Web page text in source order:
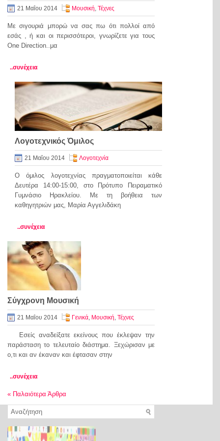
21 Μαΐου 2014 Μουσική, Τέχνες
Με σιγουριά μπορώ να σας πω ότι πολλοί από
εσάς , ή και οι περισσότεροι, γνωρίζετε για τους
One Direction..μα
..συνέχεια
Λογοτεχνικός Όμιλος
21 Μαΐου 2014 Λογοτεχνία
Ο όμιλος λογοτεχνίας πραγματοποιείται κάθε
Δευτέρα 14:00-15:00, στο Πρότυπο Πειραματικό
Γυμνάσιο Ηρακλείου. Με τη βοήθεια των
καθηγητριών μας, Μαρία Αγγελιδάκη
..συνέχεια
Σύγχρονη Μουσική
21 Μαΐου 2014 Γενικά, Μουσική, Τέχνες
Εσείς αναδείξατε εκείνους που έκλεψαν την
παράσταση το τελευταίο διάστημα. Ξεχώρισαν με
ο,τι και αν έκαναν και έφτασαν στην
..συνέχεια
« Παλαιότερα Άρθρα